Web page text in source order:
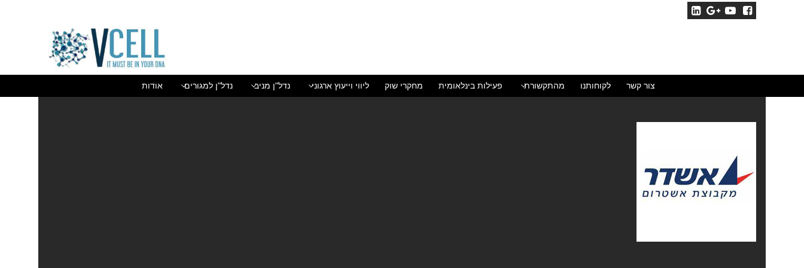
אודות נדל"ן למגורים נדל"ן מניב ליווי וייעוץ ארגוני מחקרי שוק פעילות בינלאומית מהתקשורת לקוחותנו צור קשר